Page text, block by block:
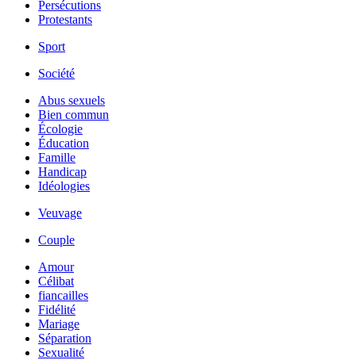
Persécutions
Protestants
Sport
Société
Abus sexuels
Bien commun
Écologie
Éducation
Famille
Handicap
Idéologies
Veuvage
Couple
Amour
Célibat
fiancailles
Fidélité
Mariage
Séparation
Sexualité